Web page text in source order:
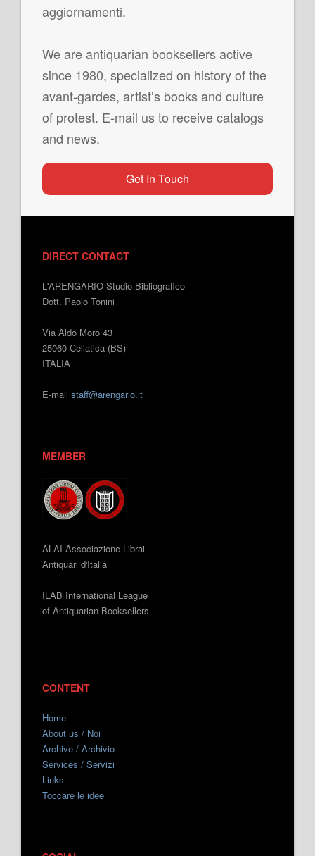
aggiornamenti.
We are antiquarian booksellers active
since 1980, specialized on history of the
avant-gardes, artist’s books and culture
of protest. E-mail us to receive catalogs
and news.
Get In Touch
DIRECT CONTACT
L'ARENGARIO Studio Bibliografico
Dott. Paolo Tonini
Via Aldo Moro 43
25060 Cellatica (BS)
ITALIA
E-mail staff@arengario.it
MEMBER
ALAI Associazione Librai
Antiquari d'Italia
ILAB International League
of Antiquarian Booksellers
CONTENT
Home
About us / Noi
Archive / Archivio
Services / Servizi
Links
Toccare le idee